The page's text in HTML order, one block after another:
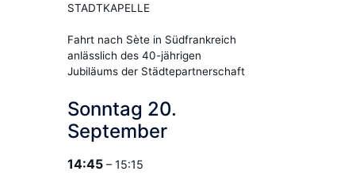
STADTKAPELLE
Fahrt nach Sète in Südfrankreich
anlässlich des 40-jährigen
Jubiläums der Städtepartnerschaft
Sonntag 20.
September
14:45 – 15:15